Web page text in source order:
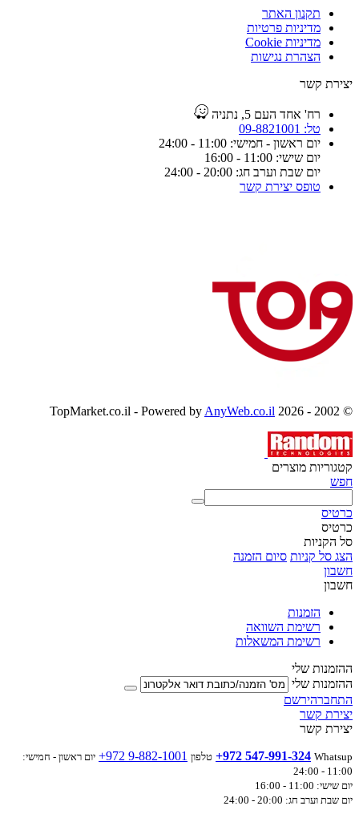
תקנון האתר
מדיניות פרטיות
מדיניות Cookie
הצהרת נגישות
יצירת קשר
רח' אחד העם 5, נתניה
טל: 09-8821001
יום ראשון - חמישי: 11:00 - 24:00
יום שישי: 11:00 - 16:00
יום שבת וערב חג: 20:00 - 24:00
טופס יצירת קשר
© 2002 - 2026 TopMarket.co.il - Powered by
AnyWeb.co.il
קטגוריות מוצרים
חפש
כרטיס
כרטיס
סל הקניות
הצג סל קניות סיום הזמנה
חשבון
חשבון
הזמנות
רשימת השוואה
רשימת המשאלות
ההזמנות שלי
ההזמנות שלי
התחברהירשם
יצירת קשר
יצירת קשר
Whatsup
+972 547-991-324 טלפון +972 9-882-1001 יום ראשון - חמישי:
11:00 - 24:00
יום שישי: 11:00 - 16:00
יום שבת וערב חג: 20:00 - 24:00